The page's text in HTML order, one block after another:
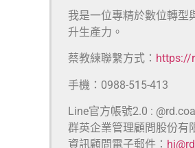
我是一位專精於數位轉型
升生產力。
蔡教練聯繫方式： https://
手機：0988-515-413
Line官方帳號2.0 :
群英企業管理顧問股份有
資訊顧問電子郵件：